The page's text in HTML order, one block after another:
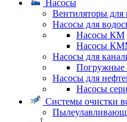
Насосы
Вентиляторы для
Насосы для
Насосы КМ
Насосы
Насосы для
Погружные
Насосы для
Насосы
Системы очистки